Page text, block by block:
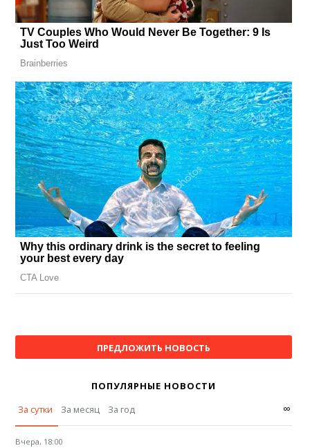
ПРЕДЛОЖИТЬ НОВОСТЬ
ПОПУЛЯРНЫЕ НОВОСТИ
За сутки
За месяц За год ∞
Вчера, 18:00